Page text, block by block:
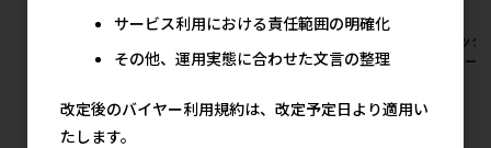
仕立てホワイト&スカイブルー
メーカー希望小売価格
うびイタリアンライグラス
メーカー希望小売価格
[ジェッ
ワーフー
サービス利用における責任範囲の明確化
その他、運用実態に合わせた文言の整理
改定後のバイヤー利用規約は、改定予定日より適用い
たします。